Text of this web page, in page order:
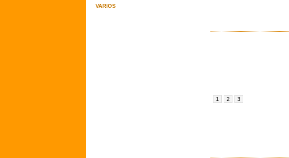
VARIOS
1 2 3